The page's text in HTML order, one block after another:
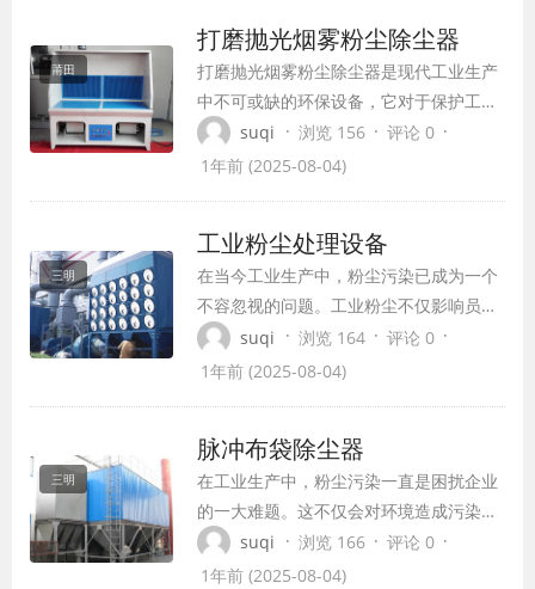
莆田
打磨抛光烟雾粉尘除尘器
打磨抛光烟雾粉尘除尘器是现代工业生产
中不可或缺的环保设备，它对于保护工人
健康、维护工作环境、促进绿色生产具有
重要意义。本文将详细介绍打磨抛光烟雾
suqi · 浏览 156 · 评论 0 ·
1年前 (2025-08-04)
三明
工业粉尘处理设备
在当今工业生产中，粉尘污染已成为一个
不容忽视的问题。工业粉尘不仅影响员工
健康，还对环境造成严重污染。为了应对
这一挑战，工业粉尘处理设备应运而生，
suqi · 浏览 164 · 评论 0 ·
1年前 (2025-08-04)
三明
脉冲布袋除尘器
在工业生产中，粉尘污染一直是困扰企业
的一大难题。这不仅会对环境造成污染，
还会对员工的健康构成威胁。为了解决这
个问题，脉冲布袋除尘器应运而生。作为
suqi · 浏览 166 · 评论 0 ·
1年前 (2025-08-04)